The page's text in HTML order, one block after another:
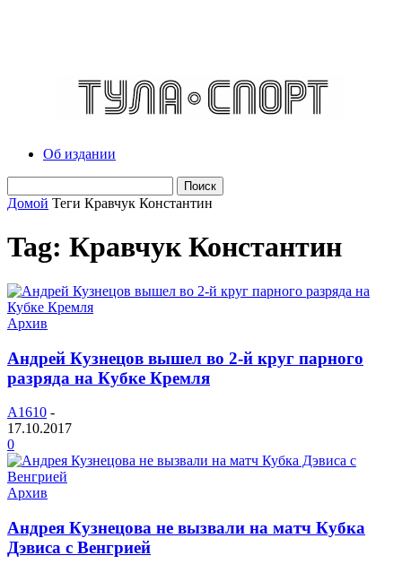
Об издании
Домой Теги Кравчук Константин
Tag: Кравчук Константин
Архив
Андрей Кузнецов вышел во 2-й круг парного
разряда на Кубке Кремля
A1610 -
17.10.2017
0
Архив
Андрея Кузнецова не вызвали на матч Кубка
Дэвиса с Венгрией